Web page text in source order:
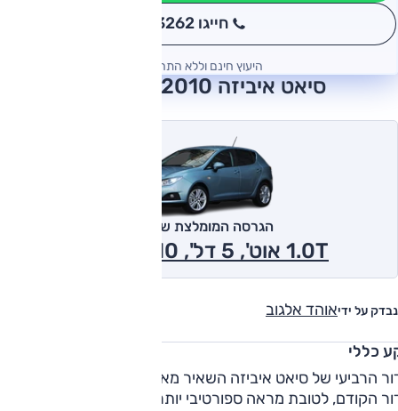
חייגו 3262
היעוץ חינם וללא התחייבות
סיאט איביזה 2010 חוות דעת
נבדק על ידיאוהד אלגוב
הגרסה המומלצת של אוטו
1.0T אוט', 5 דל', Style 2010
כללי
הרביעי של סיאט איביזה השאיר מאחור את העיצוב העגלגל
הקודם, לטובת מראה ספורטיבי יותר, התואם את תדמית